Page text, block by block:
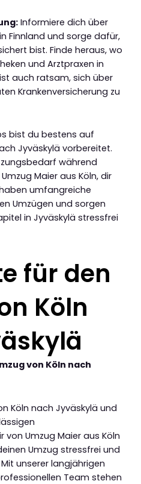
Informiere dich über
Finnland und sorge dafür,
bist. Finde heraus, wo
und Arztpraxen in
auch ratsam, sich über
Krankenversicherung zu
bist du bestens auf
Jyväskylä vorbereitet.
während
Maier aus Köln, dir
umfangreiche
Umzügen und sorgen
in Jyväskylä stressfrei
für den
Köln
von Köln nach
Köln nach Jyväskylä und
von Umzug Maier aus Köln
Umzug stressfrei und
unserer langjährigen
Team stehen